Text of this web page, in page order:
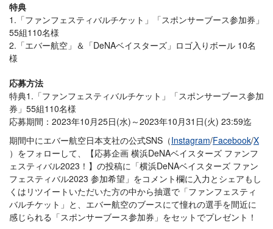
特典
1.「ファンフェスティバルチケット」「スポンサーブース参加券」
55組110名様
2.「エバー航空」＆「DeNAベイスターズ」ロゴ入りボール 10名
様
応募方法
特典1.「ファンフェスティバルチケット」「スポンサーブース参加
券」55組110名様
応募期間：2023年10月25日(水)～2023年10月31日(火) 23:59迄
期間中にエバー航空日本支社の公式SNS（Instagram/Facebook/X
）をフォローして、【応募企画 横浜DeNAベイスターズ ファンフ
ェスティバル2023！】の投稿に「横浜DeNAベイスターズ ファン
フェスティバル2023 参加希望」をコメント欄に入力とシェアもし
くはリツイートいただいた方の中から抽選で「ファンフェスティ
バルチケット」と、エバー航空のブースにて憧れの選手を間近に
感じられる「スポンサーブース参加券」をセットでプレゼント！